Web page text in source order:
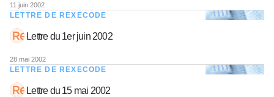
11 juin 2002
LETTRE DE REXECODE
Lettre du 1er juin 2002
28 mai 2002
LETTRE DE REXECODE
Lettre du 15 mai 2002